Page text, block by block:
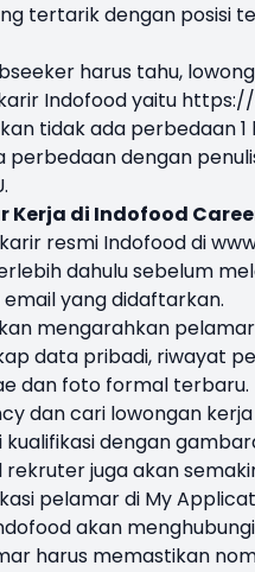
tertarik dengan posisi
harus tahu,
Indofood yaitu https://
tidak ada perbedaan
perbedaan dengan
Kerja di Indofood
resmi Indofood di
dahulu sebelum
yang didaftarkan.
mengarahkan
data pribadi, riwayat
dan foto formal terbaru.
dan cari lowongan
kualifikasi dengan
juga akan
pelamar di My
akan
harus memastikan